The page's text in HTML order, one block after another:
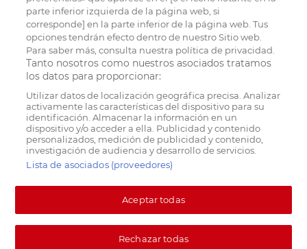
parte inferior izquierda de la página web, si
corresponde] en la parte inferior de la página web. Tus
opciones tendrán efecto dentro de nuestro Sitio web.
Para saber más, consulta nuestra política de privacidad.
Tanto nosotros como nuestros asociados tratamos
los datos para proporcionar:
Utilizar datos de localización geográfica precisa. Analizar
activamente las características del dispositivo para su
identificación. Almacenar la información en un
dispositivo y/o acceder a ella. Publicidad y contenido
personalizados, medición de publicidad y contenido,
investigación de audiencia y desarrollo de servicios.
Lista de asociados (proveedores)
Aceptar todas
Rechazar todas